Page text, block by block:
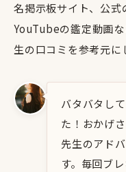
名掲示板サイト、公式
YouTubeの鑑定動画
生の口コミを参考元に
バタバタし
た！おかげ
先生のアド
す。毎回ブ